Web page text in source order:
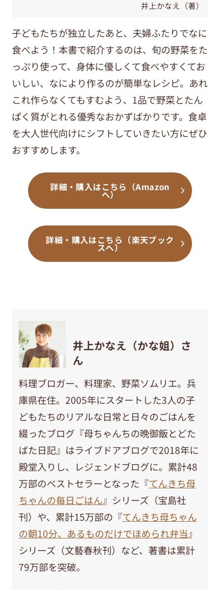
井上かなえ（著）
子どもたちが独立したあと、夫婦ふたりでなに
食べよう！本書で紹介するのは、旬の野菜をた
っぷり使って、身体に優しくて食べやすくてお
いしい、なにより作るのが簡単なレシピ。あれ
これ作らなくてもすむよう、1品で野菜とたん
ぱく質がとれる優秀なおかずばかりです。食卓
を大人世代向けにシフトしていきたい方にぜひ
おすすめします。
詳細・購入はこちら（Amazon
へ）
詳細・購入はこちら（楽天ブック
スへ）
井上かなえ（かな姐）さ
ん
料理ブロガー、料理家、野菜ソムリエ。兵
庫県在住。2005年にスタートした3人の子
どもたちのリアルな日常と日々のごはんを
綴ったブログ『母ちゃんちの晩御飯とどた
ばた日記』はライブドアブログで2018年に
殿堂入りし、レジェンドブログに。累計48
万部のベストセラーとなった『てんきち母
ちゃんの毎日ごはん』シリーズ（宝島社
刊）や、累計15万部の『てんきち母ちゃん
の朝10分、あるものだけでほめられ弁当』
シリーズ（文藝春秋刊）など、著書は累計
79万部を突破。